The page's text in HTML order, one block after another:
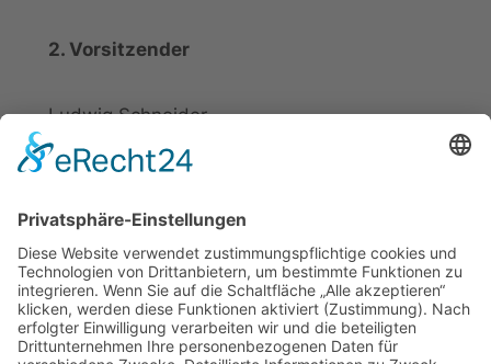
2. Vorsitzender
Ludwig Schneider
Tel.: +49 2721 20800
E-Mail:info@elspe.com
Kontakt
Arbeitsgemeinschaft für
örtliche Belange e. V.
Datenschutzerklärung
Impressum
Kontakt
Download